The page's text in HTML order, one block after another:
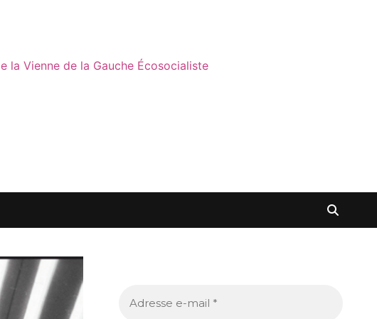
la Vienne de la Gauche Écosocialiste